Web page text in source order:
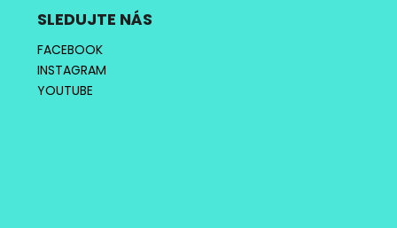
SLEDUJTE NÁS
FACEBOOK
INSTAGRAM
YOUTUBE